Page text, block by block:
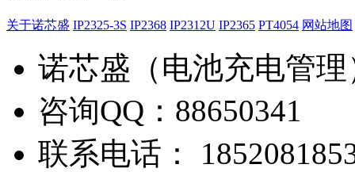
关于诺芯盛 IP2325-3S IP2368 IP2312U IP2365 PT4054 网站地图
诺芯盛（电池充电管理
咨询QQ：88650341
联系电话：